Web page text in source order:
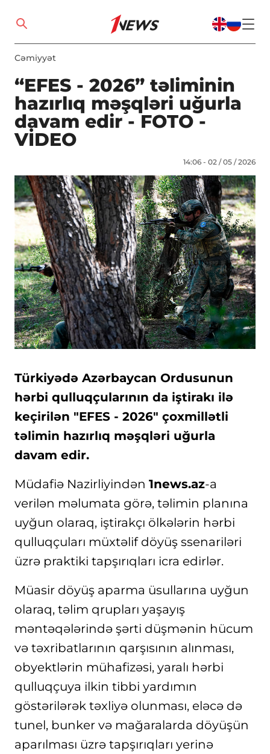
Cəmiyyət
“EFES - 2026” təliminin
hazırlıq məşqləri uğurla
davam edir - FOTO -
VİDEO
14:06 - 02 / 05 / 2026
Türkiyədə Azərbaycan Ordusunun
hərbi qulluqçularının da iştirakı ilə
keçirilən "EFES - 2026" çoxmillətli
təlimin hazırlıq məşqləri uğurla
davam edir.
Müdafiə Nazirliyindən 1news.az-a
verilən məlumata görə, təlimin planına
uyğun olaraq, iştirakçı ölkələrin hərbi
qulluqçuları müxtəlif döyüş ssenariləri
üzrə praktiki tapşırıqları icra edirlər.
Müasir döyüş aparma üsullarına uyğun
olaraq, təlim qrupları yaşayış
məntəqələrində şərti düşmənin hücum
və təxribatlarının qarşısının alınması,
obyektlərin mühafizəsi, yaralı hərbi
qulluqçuya ilkin tibbi yardımın
göstərilərək təxliyə olunması, eləcə də
tunel, bunker və mağaralarda döyüşün
aparılması üzrə tapşırıqları yerinə